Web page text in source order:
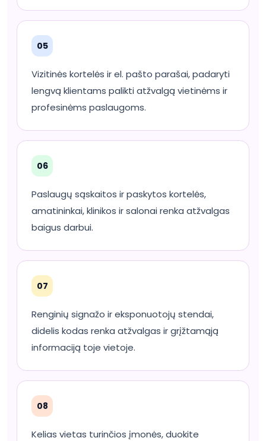
05
Vizitinės kortelės ir el. pašto parašai, padaryti
lengvą klientams palikti atžvalgą vietinėms ir
profesinėms paslaugoms.
06
Paslaugų sąskaitos ir paskytos kortelės,
amatininkai, klinikos ir salonai renka atžvalgas
baigus darbui.
07
Renginių signažo ir eksponuotojų stendai,
didelis kodas renka atžvalgas ir grįžtamąją
informaciją toje vietoje.
08
Kelias vietas turinčios įmonės, duokite